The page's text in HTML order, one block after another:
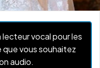
vocal pour les
vous souhaitez
audio.